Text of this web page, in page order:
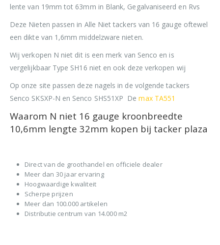
lente van 19mm tot 63mm in Blank, Gegalvaniseerd en Rvs
Deze Nieten passen in Alle Niet tackers van 16 gauge oftewel
een dikte van 1,6mm middelzware nieten.
Wij verkopen N niet dit is een merk van Senco en is
vergelijkbaar Type SH16 niet en ook deze verkopen wij
Op onze site passen deze nagels in de volgende tackers
Senco SKSXP-N en Senco SHS51XP Demax TA551
Waarom N niet 16 gauge kroonbreedte
10,6mm lengte 32mm kopen bij tacker plaza
Direct van de groothandel en officiele dealer
Meer dan 30 jaar ervaring
Hoogwaardige kwaliteit
Scherpe prijzen
Meer dan 100.000 artikelen
Distributie centrum van 14.000 m2